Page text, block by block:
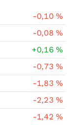
-0,10%
-0,08%
+0,16%
-0,73%
-1,83%
-2,23%
-1,42%